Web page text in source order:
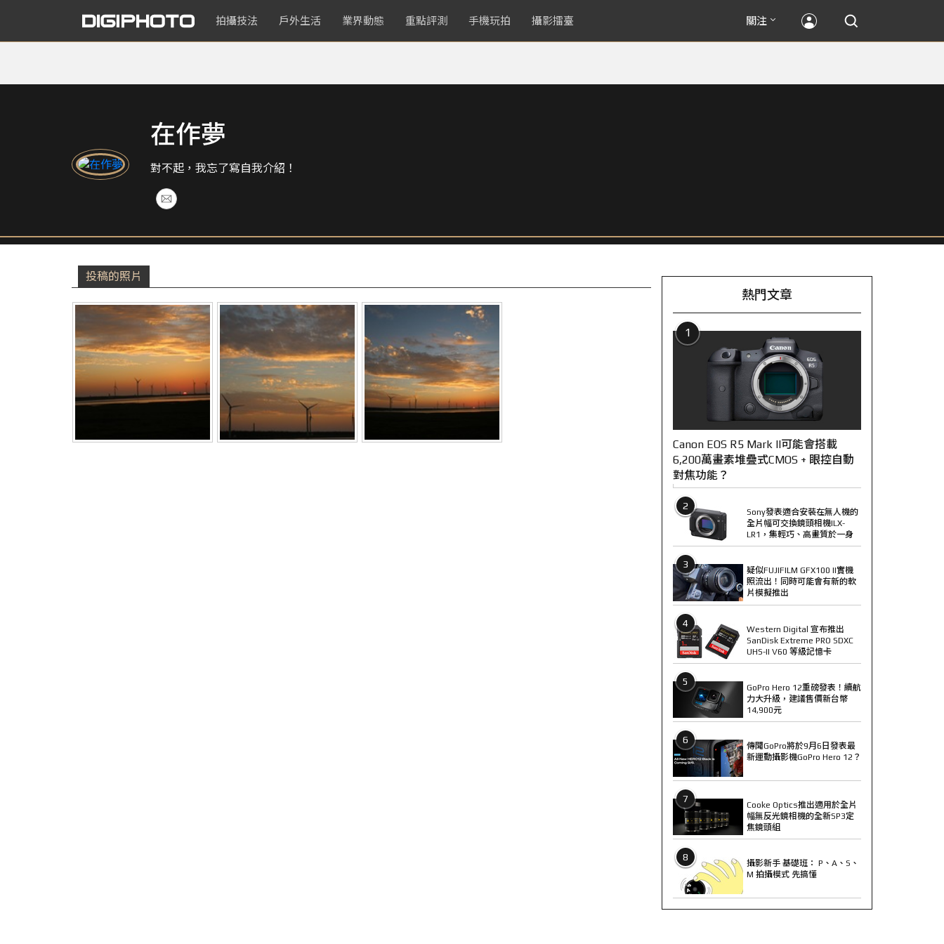
拍攝技法 戶外生活 業界動態 重點評測 手機玩拍 攝影擂臺 關注
在作夢
對不起，我忘了寫自我介紹！
投稿的照片
熱門文章
1
Canon EOS R5 Mark II可能會搭載
6,200萬畫素堆疊式CMOS + 眼控自動
對焦功能？
2
Sony發表適合安裝在無人機的
全片幅可交換鏡頭相機ILX-
LR1，集輕巧、高畫質於一身
3
疑似FUJIFILM GFX100 II實機
照流出！同時可能會有新的軟
片模擬推出
4
Western Digital 宣布推出
SanDisk Extreme PRO SDXC
UHS-II V60 等級記憶卡
5
GoPro Hero 12重磅發表！續航
力大升級，建議售價新台幣
14,900元
6
傳聞GoPro將於9月6日發表最
新運動攝影機GoPro Hero 12？
7
Cooke Optics推出適用於全片
幅無反光鏡相機的全新SP3定
焦鏡頭組
8
攝影新手 基礎班： P、A、S、
M 拍攝模式 先搞懂